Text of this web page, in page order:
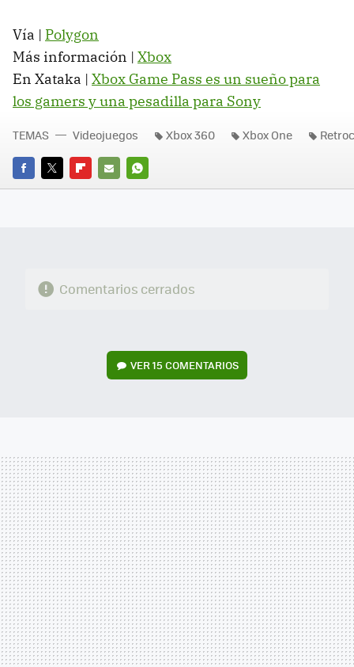
Vía | Polygon
Más información | Xbox
En Xataka | Xbox Game Pass es un sueño para
los gamers y una pesadilla para Sony
FACEBOOK
TWITTERFLIPBOARD
E-
WHATSAPP
TEMAS Videojuegos Xbox 360 Xbox One
Comentarios cerrados
VER15 COMENTARIOS